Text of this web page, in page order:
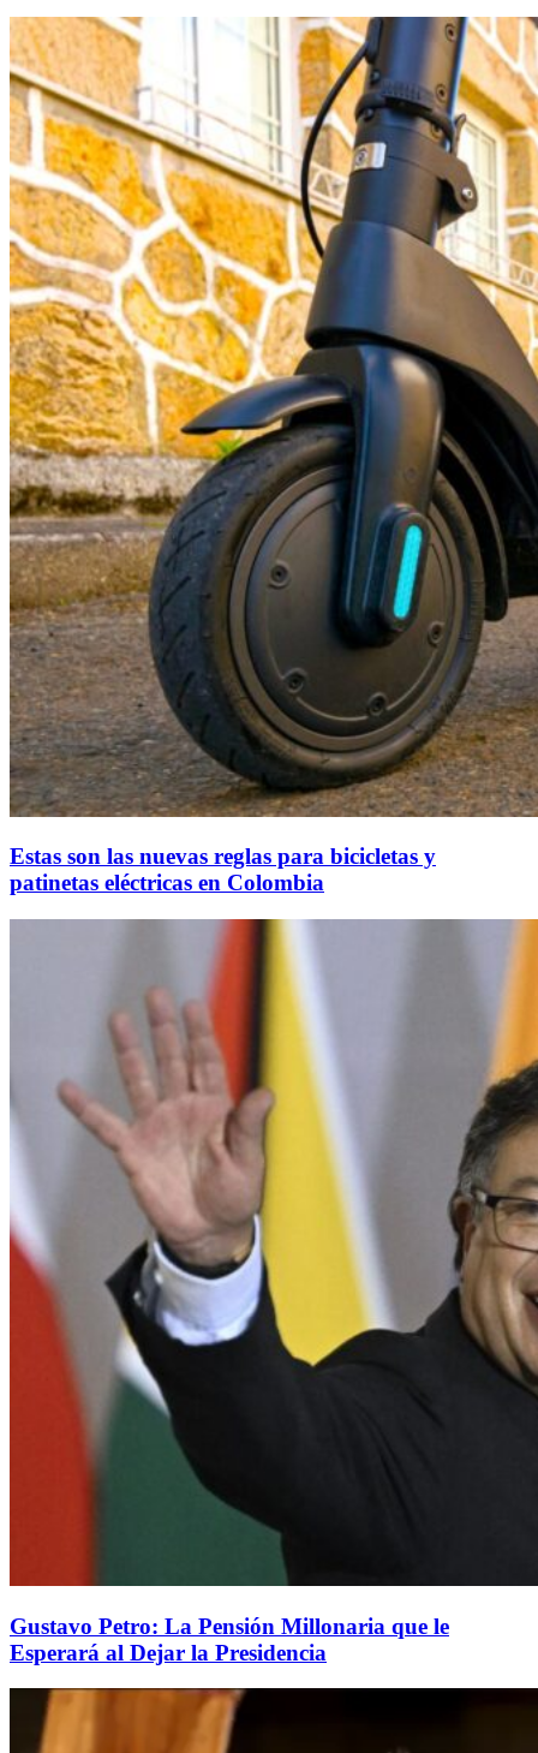
Estas son las nuevas reglas para bicicletas y
patinetas eléctricas en Colombia
Gustavo Petro: La Pensión Millonaria que le
Esperará al Dejar la Presidencia